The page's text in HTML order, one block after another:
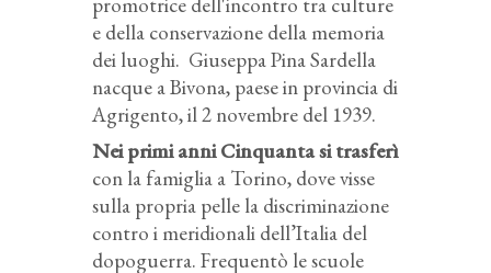
e della conservazione della memoria
dei luoghi. Giuseppa Pina Sardella
nacque a Bivona, paese in provincia di
Agrigento, il 2 novembre del 1939.
Nei primi anni Cinquanta si trasferì
con la famiglia a Torino, dove visse
sulla propria pelle la discriminazione
contro i meridionali dell’Italia del
dopoguerra. Frequentò le scuole